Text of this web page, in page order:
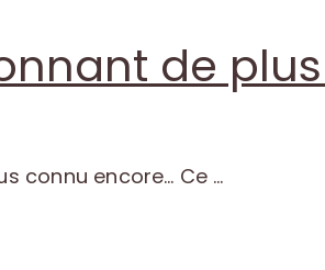
de
connu encore… Ce …